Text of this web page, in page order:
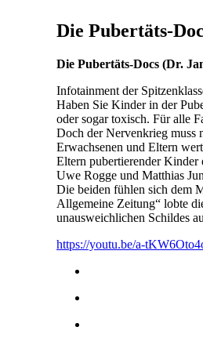
Die Pubertäts-
Die Pubertäts-Docs (Dr.
Infotainment der
Haben Sie Kinder in der
oder sogar toxisch. Für alle
Doch der Nervenkrieg muss
Erwachsenen und Eltern
Eltern pubertierender Kinder
Uwe Rogge und Matthias
Die beiden fühlen sich dem
Allgemeine Zeitung“ lobte
unausweichlichen Schildes
https://youtu.be/a-